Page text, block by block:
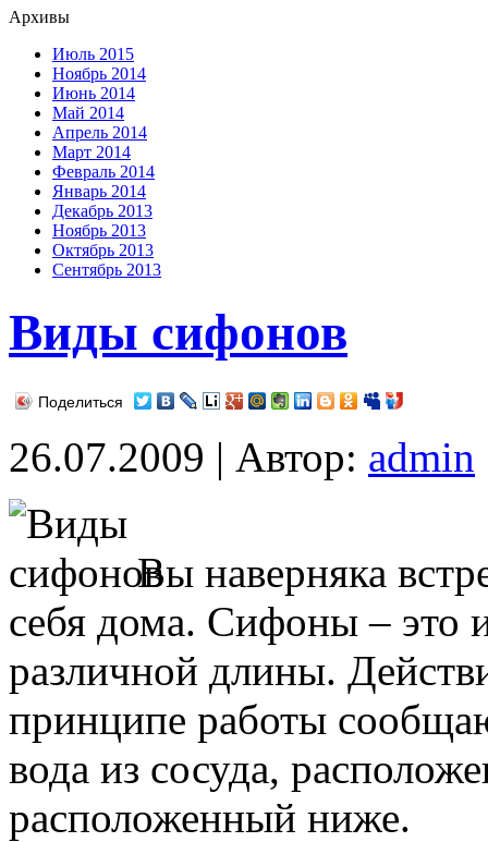
Архивы
Июль 2015
Ноябрь 2014
Июнь 2014
Май 2014
Апрель 2014
Март 2014
Февраль 2014
Январь 2014
Декабрь 2013
Ноябрь 2013
Октябрь 2013
Сентябрь 2013
Виды сифонов
Поделиться
26.07.2009 | Автор: admin
Вы наверняка
себя дома. Сифоны – это
различной длины.
принципе работы
вода из сосуда,
расположенный ниже.